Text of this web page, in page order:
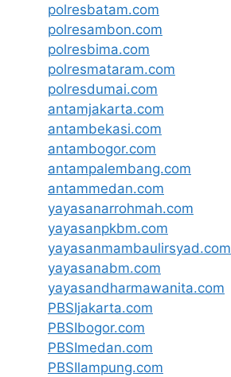
polresbatam.com
polresambon.com
polresbima.com
polresmataram.com
polresdumai.com
antamjakarta.com
antambekasi.com
antambogor.com
antampalembang.com
antammedan.com
yayasanarrohmah.com
yayasanpkbm.com
yayasanmambaulirsyad.com
yayasanabm.com
yayasandharmawanita.com
PBSIjakarta.com
PBSIbogor.com
PBSImedan.com
PBSIlampung.com